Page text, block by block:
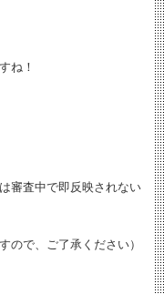
ね！
審査中で即反映されない
ので、ご了承ください）